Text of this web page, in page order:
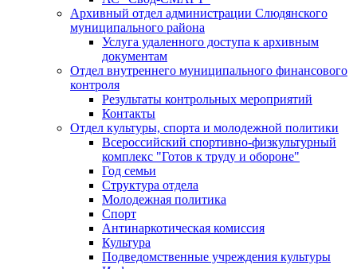
Архивный отдел администрации Слюдянского
муниципального района
Услуга удаленного доступа к архивным
документам
Отдел внутреннего муниципального финансового
контроля
Результаты контрольных мероприятий
Контакты
Отдел культуры, спорта и молодежной политики
Всероссийский спортивно-физкультурный
комплекс "Готов к труду и обороне"
Год семьи
Структура отдела
Молодежная политика
Спорт
Антинаркотическая комиссия
Культура
Подведомственные учреждения культуры